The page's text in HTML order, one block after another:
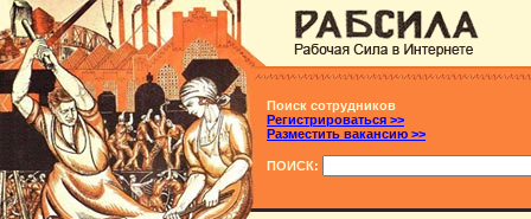
Поиск сотрудников
Регистрироваться >>
Разместить вакансию >>
ПОИСК: